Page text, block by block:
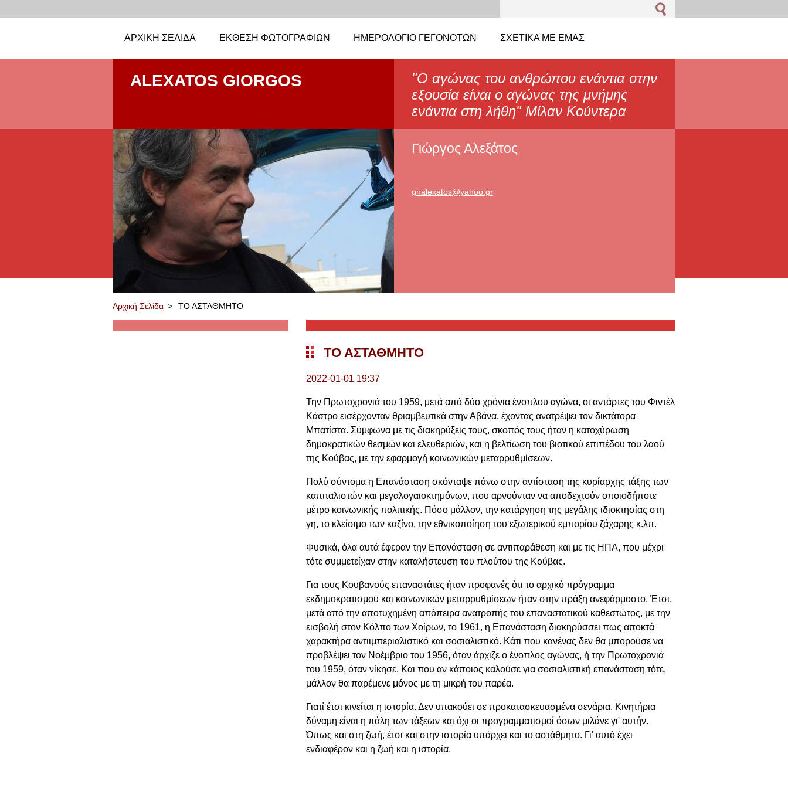
ΑΡΧΙΚΉ ΣΕΛΊΔΑ ΈΚΘΕΣΗ ΦΩΤΟΓΡΑΦΙΏΝ ΗΜΕΡΟΛΌΓΙΟ ΓΕΓΟΝΌΤΩΝ ΣΧΕΤΙΚΆ ΜΕ EΜΆΣ
ALEXATOS GIORGOS
"Ο αγώνας του ανθρώπου ενάντια στην
εξουσία είναι ο αγώνας της μνήμης
ενάντια στη λήθη" Μίλαν Κούντερα
Γιώργος Αλεξάτος
gnalexatos@yahoo .gr
Αρχική Σελίδα > ΤΟ ΑΣΤΑΘΜΗΤΟ
ΤΟ ΑΣΤΑΘΜΗΤΟ
2022-01-01 19:37
Την Πρωτοχρονιά του 1959, μετά από δύο χρόνια ένοπλου αγώνα, οι αντάρτες του Φιντέλ
Κάστρο εισέρχονταν θριαμβευτικά στην Αβάνα, έχοντας ανατρέψει τον δικτάτορα
Μπατίστα. Σύμφωνα με τις διακηρύξεις τους, σκοπός τους ήταν η κατοχύρωση
δημοκρατικών θεσμών και ελευθεριών, και η βελτίωση του βιοτικού επιπέδου του λαού
της Κούβας, με την εφαρμογή κοινωνικών μεταρρυθμίσεων.
Πολύ σύντομα η Επανάσταση σκόνταψε πάνω στην αντίσταση της κυρίαρχης τάξης των
καπιταλιστών και μεγαλογαιοκτημόνων, που αρνούνταν να αποδεχτούν οποιοδήποτε
μέτρο κοινωνικής πολιτικής. Πόσο μάλλον, την κατάργηση της μεγάλης ιδιοκτησίας στη
γη, το κλείσιμο των καζίνo, την εθνικοποίηση του εξωτερικού εμπορίου ζάχαρης κ.λπ.
Φυσικά, όλα αυτά έφεραν την Επανάσταση σε αντιπαράθεση και με τις ΗΠΑ, που μέχρι
τότε συμμετείχαν στην καταλήστευση του πλούτου της Κούβας.
Για τους Κουβανούς επαναστάτες ήταν προφανές ότι το αρχικό πρόγραμμα
εκδημοκρατισμού και κοινωνικών μεταρρυθμίσεων ήταν στην πράξη ανεφάρμοστο. Έτσι,
μετά από την αποτυχημένη απόπειρα ανατροπής του επαναστατικού καθεστώτος, με την
εισβολή στον Κόλπο των Χοίρων, το 1961, η Επανάσταση διακηρύσσει πως αποκτά
χαρακτήρα αντιιμπεριαλιστικό και σοσιαλιστικό. Κάτι που κανένας δεν θα μπορούσε να
προβλέψει τον Νοέμβριο του 1956, όταν άρχιζε ο ένοπλος αγώνας, ή την Πρωτοχρονιά
του 1959, όταν νίκησε. Και που αν κάποιος καλούσε για σοσιαλιστική επανάσταση τότε,
μάλλον θα παρέμενε μόνος με τη μικρή του παρέα.
Γιατί έτσι κινείται η ιστορία. Δεν υπακούει σε προκατασκευασμένα σενάρια. Κινητήρια
δύναμη είναι η πάλη των τάξεων και όχι οι προγραμματισμοί όσων μιλάνε γι' αυτήν.
Όπως και στη ζωή, έτσι και στην ιστορία υπάρχει και το αστάθμητο. Γι' αυτό έχει
ενδιαφέρον και η ζωή και η ιστορία.